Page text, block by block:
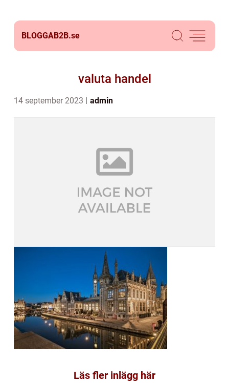
BLOGGAB2B.se
valuta handel
14 september 2023 admin
Läs fler inlägg här